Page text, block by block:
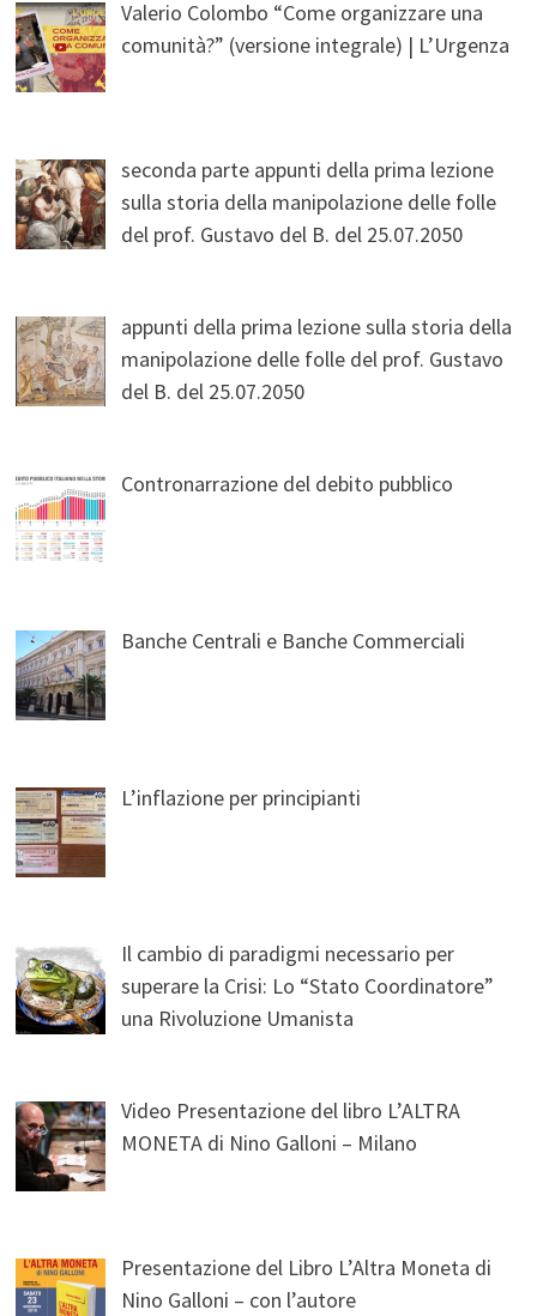
Valerio Colombo “Come organizzare una
comunità?” (versione integrale) | L’Urgenza
seconda parte appunti della prima lezione
sulla storia della manipolazione delle folle
del prof. Gustavo del B. del 25.07.2050
appunti della prima lezione sulla storia della
manipolazione delle folle del prof. Gustavo
del B. del 25.07.2050
Contronarrazione del debito pubblico
Banche Centrali e Banche Commerciali
L’inflazione per principianti
Il cambio di paradigmi necessario per
superare la Crisi: Lo “Stato Coordinatore”
una Rivoluzione Umanista
Video Presentazione del libro L’ALTRA
MONETA di Nino Galloni – Milano
Presentazione del Libro L’Altra Moneta di
Nino Galloni – con l’autore